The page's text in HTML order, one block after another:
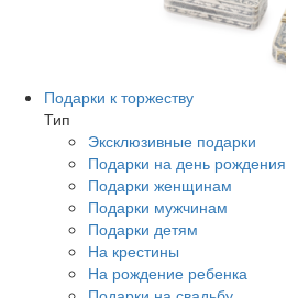
Подарки к торжеству
Тип
Эксклюзивные подарки
Подарки на день рождения
Подарки женщинам
Подарки мужчинам
Подарки детям
На крестины
На рождение ребенка